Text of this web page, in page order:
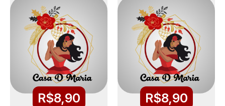
R$8,90 R$8,90